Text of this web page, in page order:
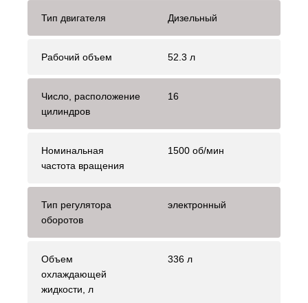
Тип двигателя Дизельный
Рабочий объем 52.3 л
Число, расположение
цилиндров
16
Номинальная
частота вращения
1500 об/мин
Тип регулятора
оборотов
электронный
Объем
охлаждающей
жидкости, л
336 л